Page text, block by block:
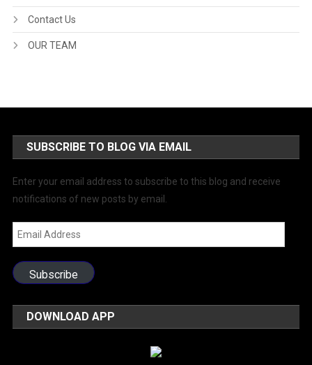
Contact Us
OUR TEAM
SUBSCRIBE TO BLOG VIA EMAIL
Enter your email address to subscribe to this blog and receive
notifications of new posts by email.
Email
Address
Subscribe
DOWNLOAD APP